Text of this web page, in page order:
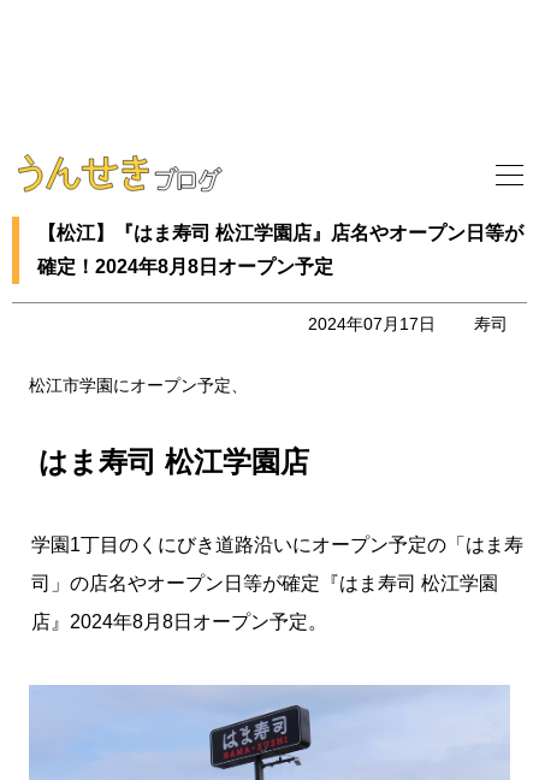
【松江】『はま寿司 松江学園店』店名やオープン日等が
確定！2024年8月8日オープン予定
2024年07月17日 寿司
松江市学園にオープン予定、
はま寿司 松江学園店
学園1丁目のくにびき道路沿いにオープン予定の「はま寿
司」の店名やオープン日等が確定『はま寿司 松江学園
店』2024年8月8日オープン予定。